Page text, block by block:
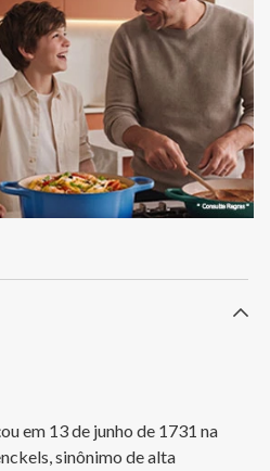
em 13 de junho de 1731 na
sinônimo de alta